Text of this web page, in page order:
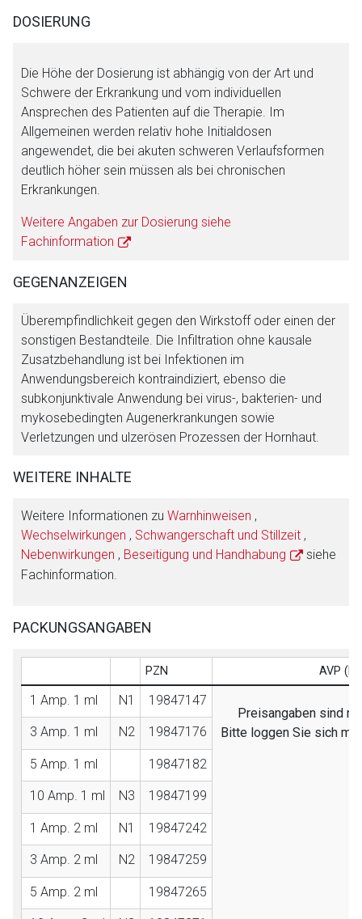
DOSIERUNG
Die Höhe der Dosierung ist abhängig von der Art und
Schwere der Erkrankung und vom individuellen
Ansprechen des Patienten auf die Therapie. Im
Allgemeinen werden relativ hohe Initialdosen
angewendet, die bei akuten schweren Verlaufsformen
deutlich höher sein müssen als bei chronischen
Erkrankungen.
Weitere Angaben zur Dosierung siehe
Fachinformation
GEGENANZEIGEN
Überempfindlichkeit gegen den Wirkstoff oder einen der
sonstigen Bestandteile. Die Infiltration ohne kausale
Zusatzbehandlung ist bei Infektionen im
Anwendungsbereich kontraindiziert, ebenso die
subkonjunktivale Anwendung bei virus-, bakterien- und
mykosebedingten Augenerkrankungen sowie
Verletzungen und ulzerösen Prozessen der Hornhaut.
WEITERE INHALTE
Weitere Informationen zu Warnhinweisen ,
Wechselwirkungen , Schwangerschaft und Stillzeit ,
Nebenwirkungen , Beseitigung und Handhabung
siehe
Fachinformation.
PACKUNGSANGABEN
PZN AVP
1 Amp. 1 ml N1
19847147
Preisangaben sind
Bitte loggen Sie sich mit
3 Amp. 1 ml N2 19847176
5 Amp. 1 ml 19847182
10 Amp. 1 ml N3 19847199
1 Amp. 2 ml N1 19847242
3 Amp. 2 ml N2 19847259
5 Amp. 2 ml 19847265